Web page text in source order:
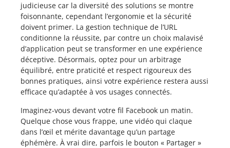
judicieuse car la diversité des solutions se montre
foisonnante, cependant l’ergonomie et la sécurité
doivent primer. La gestion technique de l’URL
conditionne la réussite, par contre un choix malavisé
d’application peut se transformer en une expérience
déceptive. Désormais, optez pour un arbitrage
équilibré, entre praticité et respect rigoureux des
bonnes pratiques, ainsi votre expérience restera aussi
efficace qu’adaptée à vos usages connectés.
Imaginez-vous devant votre fil Facebook un matin.
Quelque chose vous frappe, une vidéo qui claque
dans l’œil et mérite davantage qu’un partage
éphémère. À vrai dire, parfois le bouton « Partager »